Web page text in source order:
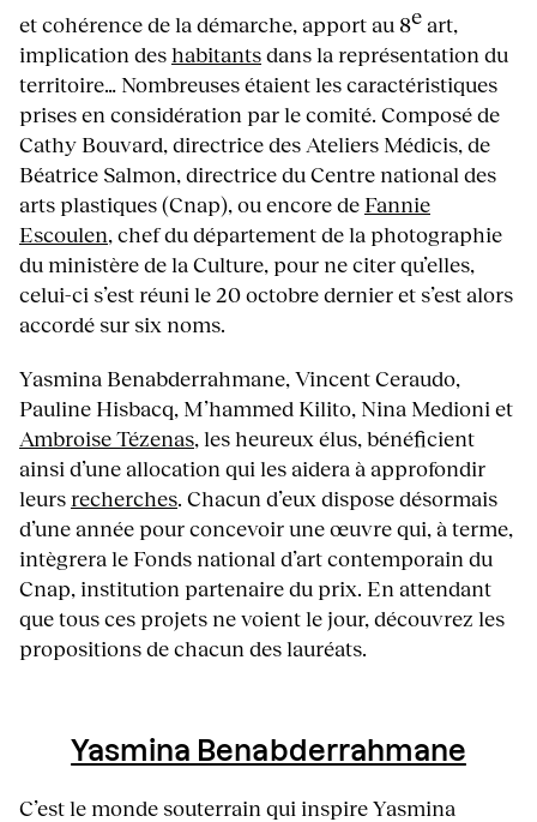
et cohérence de la démarche, apport au 8e art,
implication deshabitantsdans la représentation du
territoire… Nombreuses étaient les caractéristiques
prises en considération par le comité. Composé de
Cathy Bouvard, directrice des Ateliers Médicis, de
Béatrice Salmon, directrice du Centre national des
arts plastiques (Cnap), ou encore de Fannie
Escoulen, chef du département de la photographie
du ministère de la Culture, pour ne citer qu’elles,
celui-ci s’est réuni le 20 octobre dernier et s’est alors
accordé sur six noms.
Yasmina Benabderrahmane, Vincent Ceraudo,
Pauline Hisbacq, M’hammed Kilito, Nina Medioni et
Ambroise Tézenas, les heureux élus, bénéficient
ainsi d’une allocation qui les aidera à approfondir
leursrecherches. Chacun d’eux dispose désormais
d’une année pour concevoir une œuvre qui, à terme,
intègrera le Fonds national d’art contemporain du
Cnap, institution partenaire du prix. En attendant
que tous ces projets ne voient le jour, découvrez les
propositions de chacun des lauréats.
Yasmina Benabderrahmane
C’est le monde souterrain qui inspire Yasmina